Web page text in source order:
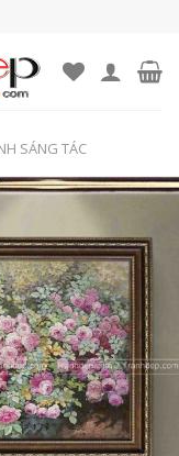
SÁNG TÁC